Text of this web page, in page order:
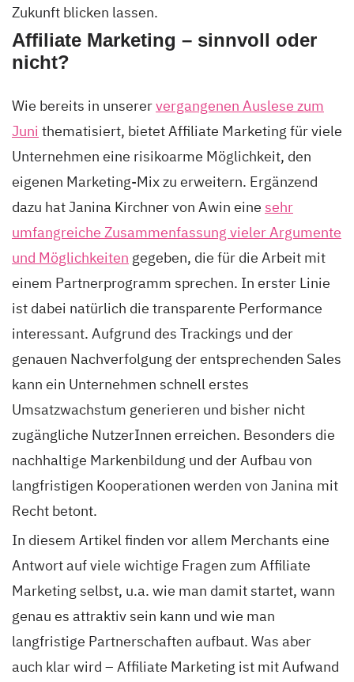
Zukunft blicken lassen.
Affiliate Marketing – sinnvoll oder
nicht?
Wie bereits in unserervergangenen Auslese zum
Juni thematisiert, bietet Affiliate Marketing für viele
Unternehmen eine risikoarme Möglichkeit, den
eigenen Marketing-Mix zu erweitern. Ergänzend
dazu hat Janina Kirchner von Awin eine sehr
umfangreiche Zusammenfassung vieler Argumente
und Möglichkeiten gegeben, die für die Arbeit mit
einem Partnerprogramm sprechen. In erster Linie
ist dabei natürlich die transparente Performance
interessant. Aufgrund des Trackings und der
genauen Nachverfolgung der entsprechenden Sales
kann ein Unternehmen schnell erstes
Umsatzwachstum generieren und bisher nicht
zugängliche NutzerInnen erreichen. Besonders die
nachhaltige Markenbildung und der Aufbau von
langfristigen Kooperationen werden von Janina mit
Recht betont.
In diesem Artikel finden vor allem Merchants eine
Antwort auf viele wichtige Fragen zum Affiliate
Marketing selbst, u.a. wie man damit startet, wann
genau es attraktiv sein kann und wie man
langfristige Partnerschaften aufbaut. Was aber
auch klar wird – Affiliate Marketing ist mit Aufwand